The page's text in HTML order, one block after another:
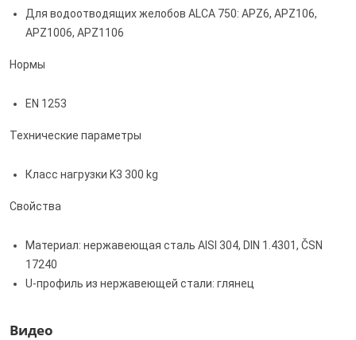
Для водоотводящих желобов ALCA 750: APZ6, APZ106,
APZ1006, APZ1106
Нормы
EN 1253
Технические параметры
Класс нагрузки K3 300 kg
Свойства
Материал: нержавеющая сталь AISI 304, DIN 1.4301, ČSN
17240
U-профиль из нержавеющей стали: глянец
Видео